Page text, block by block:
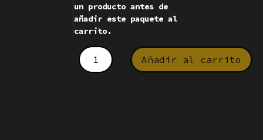
un producto antes de
añadir este paquete al
carrito.
Añadir al carrito